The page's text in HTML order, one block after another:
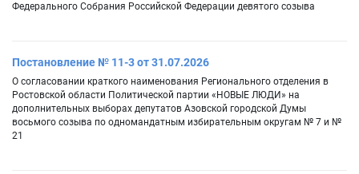
Федерального Собрания Российской Федерации девятого созыва
Постановление № 11-3 от 31.07.2026
О согласовании краткого наименования Регионального отделения в
Ростовской области Политической партии «НОВЫЕ ЛЮДИ» на
дополнительных выборах депутатов Азовской городской Думы
восьмого созыва по одномандатным избирательным округам № 7 и №
21